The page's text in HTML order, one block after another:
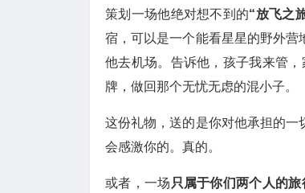
策划一场他绝对想不到的“放飞之
宿，可以是一个能看星星的野外营
他去机场。告诉他，孩子我来管
牌，做回那个无忧无虑的混小子。
这份礼物，送的是你对他承担的一
会感激你的。真的。
或者，一场 只属于你们两个人的旅